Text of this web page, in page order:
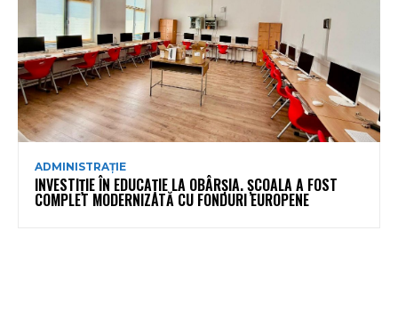
ADMINISTRAȚIE
INVESTIȚIE ÎN EDUCAȚIE LA OBÂRȘIA. ȘCOALA A FOST
COMPLET MODERNIZATĂ CU FONDURI EUROPENE